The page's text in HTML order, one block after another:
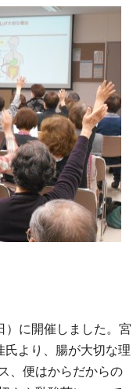
）に開催しました。宮
氏より、腸が大切な理
、便はからだからの